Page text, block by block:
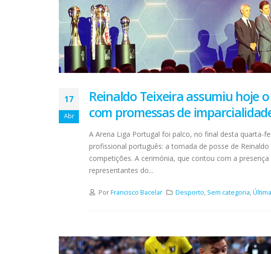
17
Abr
Reinaldo Teixeira assumiu hoje
com promessas de
A Arena Liga Portugal foi palco, no final desta
profissional português: a tomada de posse de
competições. A cerimónia, que contou com a
representantes do...
PorFrancisco Bacelar Desporto, Sem categoria,